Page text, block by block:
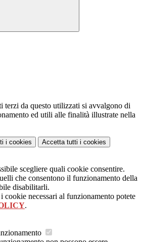
terzi da questo utilizzati si avvalgono di
ed utili alle finalità illustrate nella
i cookies Accetta tutti i cookies
scegliere quali cookie consentire.
che consentono il funzionamento della
disabilitarli.
cookie necessari al funzionamento potete
.